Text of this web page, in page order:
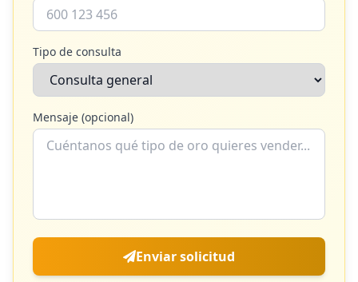
Tipo de consulta
Mensaje (opcional)
Enviar solicitud